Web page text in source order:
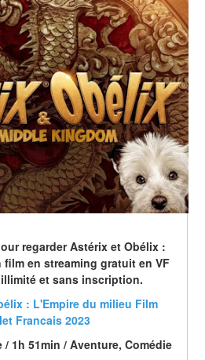
regarder Astérix et Obélix :
en streaming gratuit en VF
illimité et sans inscription.
: L'Empire du milieu Film
Francais 2023
/ 1h 51min / Aventure, Comédie